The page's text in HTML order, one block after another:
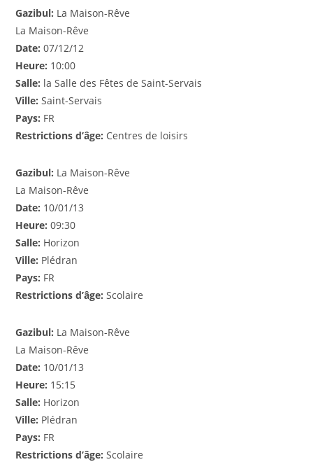
Gazibul: La Maison-Rêve
La Maison-Rêve
Date: 07/12/12
Heure: 10:00
Salle: la Salle des Fêtes de Saint-Servais
Ville: Saint-Servais
Pays: FR
Restrictions d’âge: Centres de loisirs
Gazibul: La Maison-Rêve
La Maison-Rêve
Date: 10/01/13
Heure: 09:30
Salle: Horizon
Ville: Plédran
Pays: FR
Restrictions d’âge: Scolaire
Gazibul: La Maison-Rêve
La Maison-Rêve
Date: 10/01/13
Heure: 15:15
Salle: Horizon
Ville: Plédran
Pays: FR
Restrictions d’âge: Scolaire